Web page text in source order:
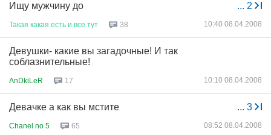
... 2
Ищу мужчину до
Такая какая есть и все тут 38 10:40 08.04.2008
Девушки- какие вы загадочные! И так
соблазнительные!
AnDkiLeR 17 10:10 08.04.2008
... 3
Девачке а как вы мстите
Chanel no 5 65 08:52 08.04.2008